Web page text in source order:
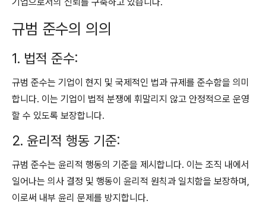
규범 준수의 의의
1. 법적 준수:
규범 준수는 기업이 현지 및 국제적인 법과 규제를 준수함을 의미
합니다. 이는 기업이 법적 분쟁에 휘말리지 않고 안정적으로 운영
할 수 있도록 보장합니다.
2. 윤리적 행동 기준:
규범 준수는 윤리적 행동의 기준을 제시합니다. 이는 조직 내에서
일어나는 의사 결정 및 행동이 윤리적 원칙과 일치함을 보장하며,
이로써 내부 윤리 문제를 방지합니다.